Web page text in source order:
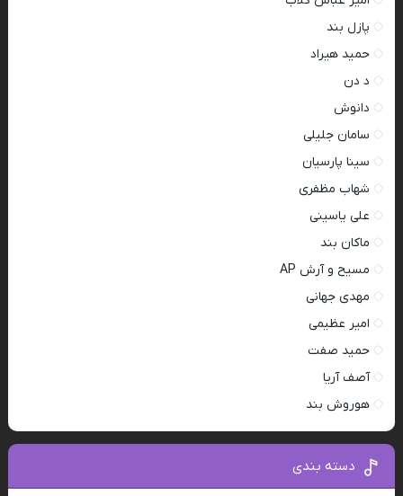
پازل بند
حمید هیراد
د دن
دانوش
سامان جلیلی
سینا پارسیان
شهاب مظفری
علی یاسینی
ماکان بند
مسیح و آرش AP
مهدی جهانی
امیر عظیمی
حمید صفت
آصف آریا
هوروش بند
دسته بندی